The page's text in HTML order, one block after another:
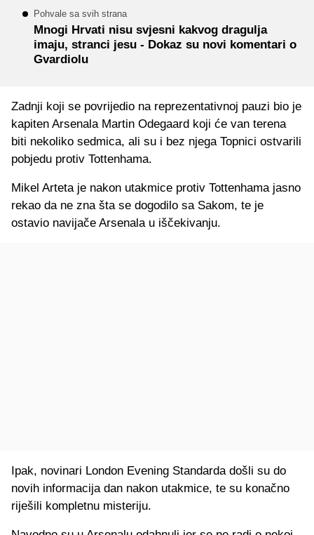
Pohvale sa svih strana
Mnogi Hrvati nisu svjesni kakvog dragulja
imaju, stranci jesu - Dokaz su novi komentari o
Gvardiolu
Zadnji koji se povrijedio na reprezentativnoj pauzi bio je
kapiten Arsenala Martin Odegaard koji će van terena
biti nekoliko sedmica, ali su i bez njega Topnici ostvarili
pobjedu protiv Tottenhama.
Mikel Arteta je nakon utakmice protiv Tottenhama jasno
rekao da ne zna šta se dogodilo sa Sakom, te je
ostavio navijače Arsenala u iščekivanju.
Ipak, novinari London Evening Standarda došli su do
novih informacija dan nakon utakmice, te su konačno
riješili kompletnu misteriju.